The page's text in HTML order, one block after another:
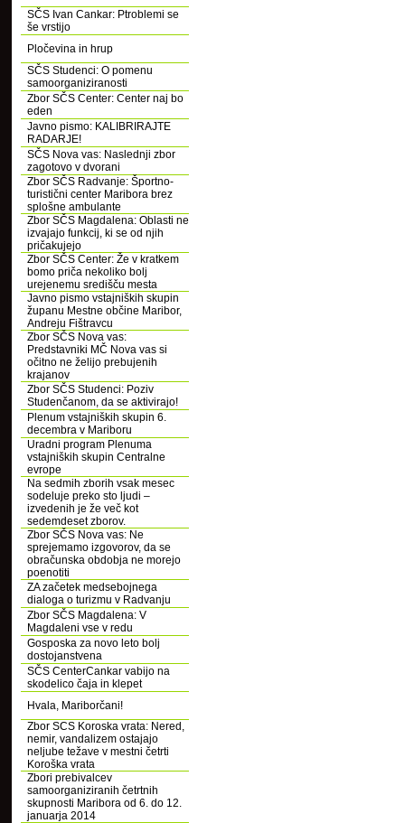
SČS Ivan Cankar: Ptroblemi se
še vrstijo
Pločevina in hrup
SČS Studenci: O pomenu
samoorganiziranosti
Zbor SČS Center: Center naj bo
eden
Javno pismo: KALIBRIRAJTE
RADARJE!
SČS Nova vas: Naslednji zbor
zagotovo v dvorani
Zbor SČS Radvanje: Športno-
turistični center Maribora brez
splošne ambulante
Zbor SČS Magdalena: Oblasti ne
izvajajo funkcij, ki se od njih
pričakujejo
Zbor SČS Center: Že v kratkem
bomo priča nekoliko bolj
urejenemu središču mesta
Javno pismo vstajniških skupin
županu Mestne občine Maribor,
Andreju Fištravcu
Zbor SČS Nova vas:
Predstavniki MČ Nova vas si
očitno ne želijo prebujenih
krajanov
Zbor SČS Studenci: Poziv
Studenčanom, da se aktivirajo!
Plenum vstajniških skupin 6.
decembra v Mariboru
Uradni program Plenuma
vstajniških skupin Centralne
evrope
Na sedmih zborih vsak mesec
sodeluje preko sto ljudi –
izvedenih je že več kot
sedemdeset zborov.
Zbor SČS Nova vas: Ne
sprejemamo izgovorov, da se
obračunska obdobja ne morejo
poenotiti
ZA začetek medsebojnega
dialoga o turizmu v Radvanju
Zbor SČS Magdalena: V
Magdaleni vse v redu
Gosposka za novo leto bolj
dostojanstvena
SČS CenterCankar vabijo na
skodelico čaja in klepet
Hvala, Mariborčani!
Zbor SCS Koroska vrata: Nered,
nemir, vandalizem ostajajo
neljube težave v mestni četrti
Koroška vrata
Zbori prebivalcev
samoorganiziranih četrtnih
skupnosti Maribora od 6. do 12.
januarja 2014